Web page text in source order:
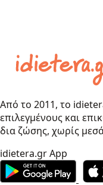
Από το 2011, το
επιλεγμένους και
δια ζώσης, χωρίς
idietera.gr App